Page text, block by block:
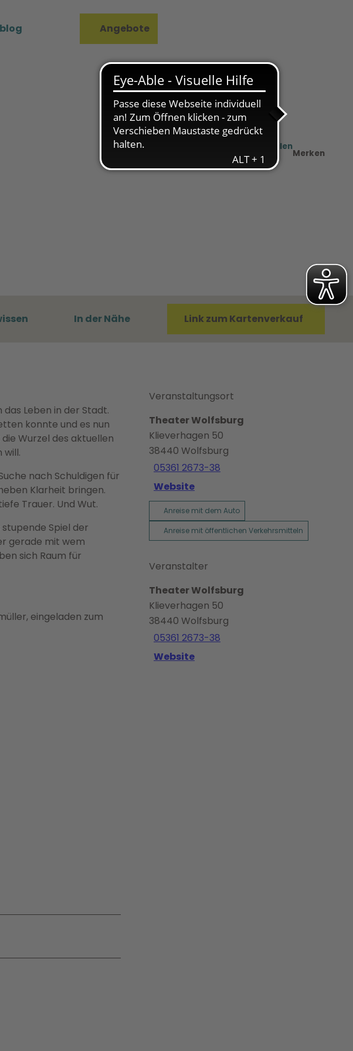
Angebote
PDF
Teilen
Merken
In der Nähe Link zum Kartenverkauf
Leben in der Stadt.
konnte und es nun
Wurzel des aktuellen
will.
nach Schuldigen für
Klarheit bringen.
Trauer. Und Wut.
Spiel der
gerade mit wem
sich Raum für
eingeladen zum
Veranstaltungsort
Theater Wolfsburg
Klieverhagen 50
38440 Wolfsburg
05361 2673-38
Website
Anreise mit dem Auto
Anreise mit öffentlichen Verkehrsmitteln
Veranstalter
Theater Wolfsburg
Klieverhagen 50
38440 Wolfsburg
05361 2673-38
Website